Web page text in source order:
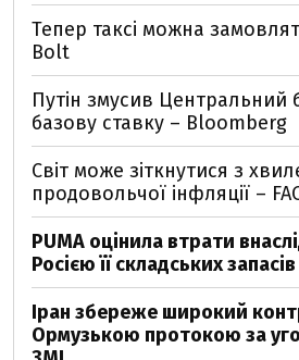
Тепер таксі можна
Bolt
Путін змусив Центральний
базову ставку – Bloomberg
Світ може зіткнутися з
продовольчої інфляції –
PUMA оцінила втрати
Росією її складських запасів
Іран збереже широкий
Ормузькою протокою за